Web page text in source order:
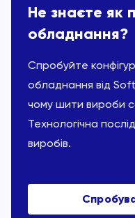
Не знаєте як
обладнання?
Спробуйте
обладнання від
чому шити вироби
Технологічна
виробів.